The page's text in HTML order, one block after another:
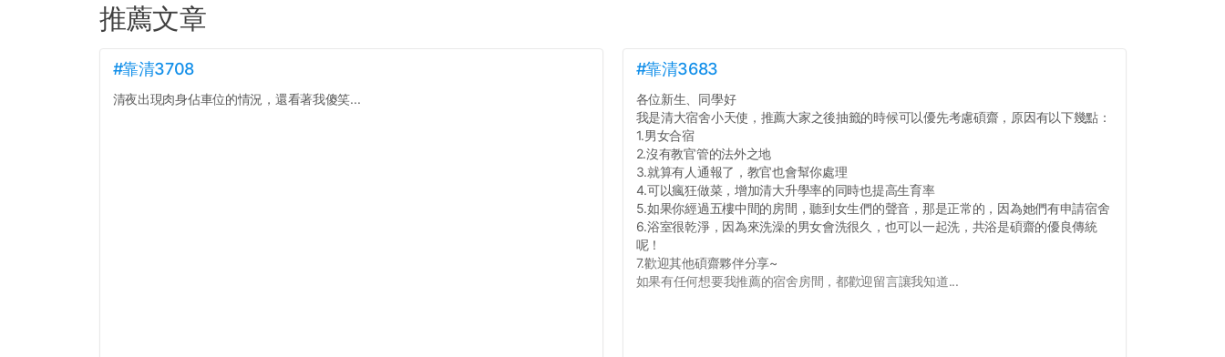
推薦文章
#靠清3708
清夜出現肉身佔車位的情況，還看著我傻笑...
#靠清3683
各位新生、同學好
我是清大宿舍小天使，推薦大家之後抽籤的時候可以優先考慮碩齋，原因有以下幾點：
1.男女合宿
2.沒有教官管的法外之地
3.就算有人通報了，教官也會幫你處理
4.可以瘋狂做菜，增加清大升學率的同時也提高生育率
5.如果你經過五樓中間的房間，聽到女生們的聲音，那是正常的，因為她們有申請宿舍
6.浴室很乾淨，因為來洗澡的男女會洗很久，也可以一起洗，共浴是碩齋的優良傳統
呢！
7.歡迎其他碩齋夥伴分享~
如果有任何想要我推薦的宿舍房間，都歡迎留言讓我知道...